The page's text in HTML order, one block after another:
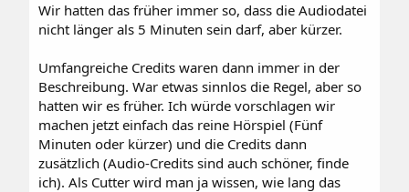
Wir hatten das früher immer so, dass die Audiodatei
nicht länger als 5 Minuten sein darf, aber kürzer.
Umfangreiche Credits waren dann immer in der
Beschreibung. War etwas sinnlos die Regel, aber so
hatten wir es früher. Ich würde vorschlagen wir
machen jetzt einfach das reine Hörspiel (Fünf
Minuten oder kürzer) und die Credits dann
zusätzlich (Audio-Credits sind auch schöner, finde
ich). Als Cutter wird man ja wissen, wie lang das